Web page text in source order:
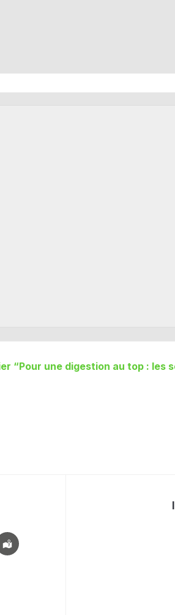
“Pour une digestion au top : les